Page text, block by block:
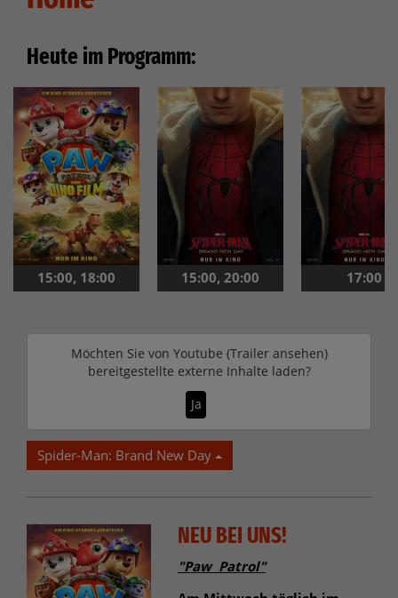
Heute im Programm:
15:00, 18:00 15:00, 20:00 17:00
Möchten Sie von Youtube (Trailer ansehen)
bereitgestellte externe Inhalte laden?
Ja
Spider-Man: Brand New Day
NEU BEI UNS!
"Paw Patrol"